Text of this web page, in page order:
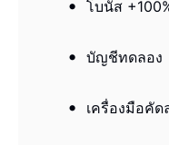
โบนัส
บัญชีทดลอง
เครื่องมือคั